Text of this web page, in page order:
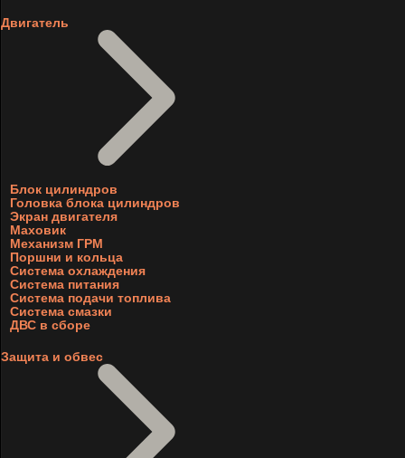
Двигатель
Блок цилиндров
Головка блока цилиндров
Экран двигателя
Маховик
Механизм ГРМ
Поршни и кольца
Система охлаждения
Система питания
Система подачи топлива
Система смазки
ДВС в сборе
Защита и обвес